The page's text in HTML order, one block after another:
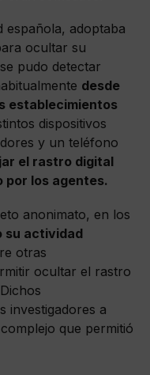
española, adoptaba
ocultar su
pudo detectar
desde
establecimientos
dispositivos
y un teléfono
el rastro digital
por los agentes.
anonimato, en los
su actividad
otras
ocultar el rastro
investigadores a
que permitió